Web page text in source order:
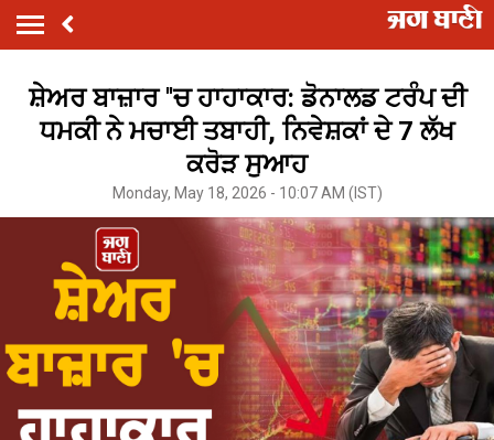
ਸ਼ੇਅਰ ਬਾਜ਼ਾਰ ''ਚ ਹਾਹਾਕਾਰ: ਡੋਨਾਲਡ ਟਰੰਪ ਦੀ
ਧਮਕੀ ਨੇ ਮਚਾਈ ਤਬਾਹੀ, ਨਿਵੇਸ਼ਕਾਂ ਦੇ 7 ਲੱਖ
ਕਰੋੜ ਸੁਆਹ
Monday, May 18, 2026 - 10:07 AM (IST)